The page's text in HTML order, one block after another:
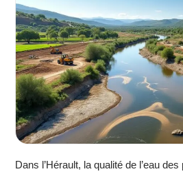
Dans l’Hérault, la qualité de l’eau